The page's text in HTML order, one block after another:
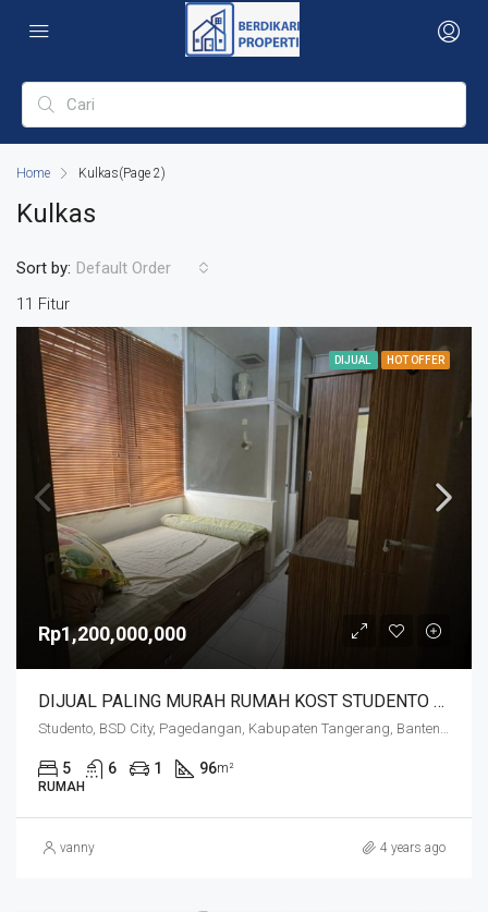
Home Kulkas(Page 2)
Kulkas
11 Fitur
Sort by: Default Order
DIJUAL HOT OFFER
Rp1,200,000,000
DIJUAL PALING MURAH RUMAH KOST STUDENTO FORESTA BSD
5 6 1 96m²
RUMAH
vanny 4 years ago